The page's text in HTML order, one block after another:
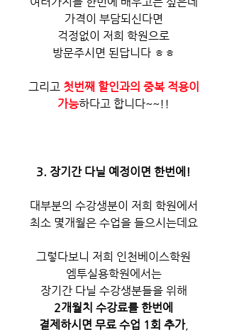
가격이 부담되신다면
걱정없이 저희 학원으로
방문주시면 된답니다 ㅎㅎ
그리고 첫번째 할인과의 중복 적용이
가능하다고 합니다~~!!
3. 장기간 다닐 예정이면 한번에!
대부분의 수강생분이 저희 학원에서
최소 몇개월은 수업을 들으시는데요
그렇다보니 저희 인천베이스학원
엠투실용학원에서는
장기간 다닐 수강생분들을 위해
2개월치 수강료를 한번에
결제하시면 무료 수업 1회 추가,